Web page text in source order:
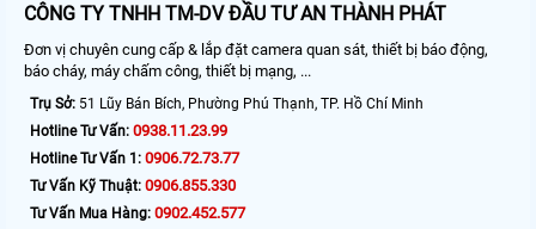
CÔNG TY TNHH TM-DV ĐẦU TƯ AN THÀNH PHÁT
Đơn vị chuyên cung cấp & lắp đặt camera quan sát, thiết bị báo động,
báo cháy, máy chấm công, thiết bị mạng, ...
Trụ Sở: 51 Lũy Bán Bích, Phường Phú Thạnh, TP. Hồ Chí Minh
Hotline Tư Vấn: 0938.11.23.99
Hotline Tư Vấn 1: 0906.72.73.77
Tư Vấn Kỹ Thuật: 0906.855.330
Tư Vấn Mua Hàng: 0902.452.577